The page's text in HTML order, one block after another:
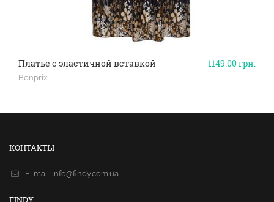
1149.00грн.
Платье с эластичной вставкой
Bonprix
КОНТАКТЫ
E-mail. info@findy.com.ua
FINDY